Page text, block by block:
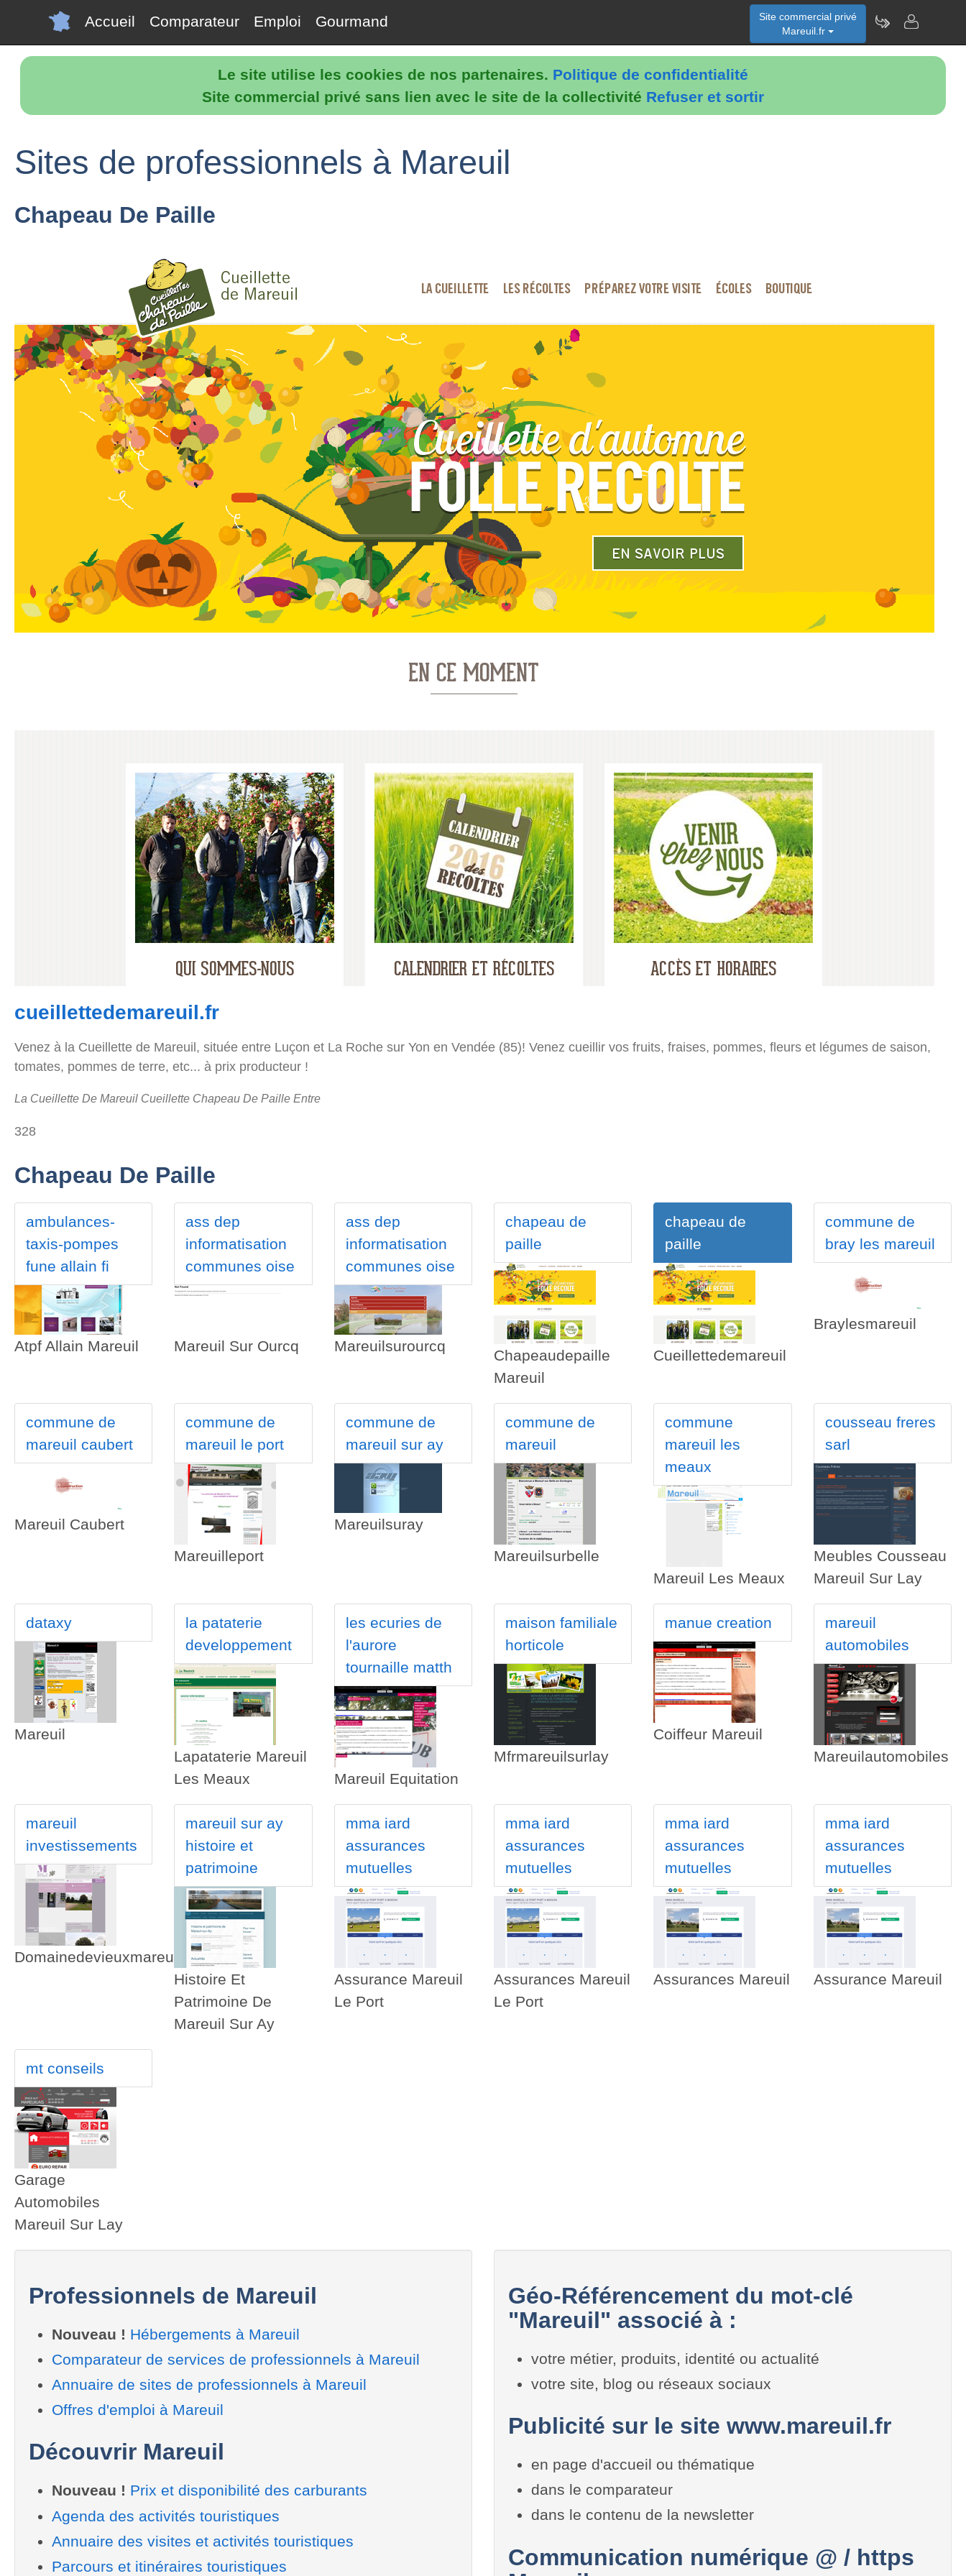
Le site utilise les cookies de nos partenaires. Politique de confidentialité
Site commercial privé sans lien avec le site de la collectivité Refuser et sortir
Accueil Comparateur Emploi Gourmand
Site commercial privé
Mareuil.fr
Sites de professionnels à Mareuil
Chapeau De Paille
cueillettedemareuil.fr
Venez à la Cueillette de Mareuil, située entre Luçon et La Roche sur Yon en Vendée (85)! Venez cueillir vos fruits, fraises, pommes, fleurs et légumes de saison,
tomates, pommes de terre, etc... à prix producteur !
La Cueillette De Mareuil Cueillette Chapeau De Paille Entre
328
Chapeau De Paille
ambulances-
taxis-pompes
fune allain fi
Atpf Allain Mareuil
ass dep
informatisation
communes oise
Mareuil Sur Ourcq
ass dep
informatisation
communes oise
Mareuilsurourcq
chapeau de
paille
Chapeaudepaille
Mareuil
chapeau de
paille
Cueillettedemareuil
commune de
bray les mareuil
Braylesmareuil
commune de
mareuil caubert
Mareuil Caubert
commune de
mareuil le port
Mareuilleport
commune de
mareuil sur ay
Mareuilsuray
commune de
mareuil
Mareuilsurbelle
commune
mareuil les
meaux
Mareuil Les Meaux
cousseau freres
sarl
Meubles Cousseau
Mareuil Sur Lay
dataxy
Mareuil
la pataterie
developpement
Lapataterie Mareuil
Les Meaux
les ecuries de
l'aurore
tournaille matth
Mareuil Equitation
maison familiale
horticole
Mfrmareuilsurlay
manue creation
Coiffeur Mareuil
mareuil
automobiles
Mareuilautomobiles
mareuil
investissements
Domainedevieuxmareuil
mareuil sur ay
histoire et
patrimoine
Histoire Et
Patrimoine De
Mareuil Sur Ay
mma iard
assurances
mutuelles
Assurance Mareuil
Le Port
mma iard
assurances
mutuelles
Assurances Mareuil
Le Port
mma iard
assurances
mutuelles
Assurances Mareuil
mma iard
assurances
mutuelles
Assurance Mareuil
mt conseils
Garage
Automobiles
Mareuil Sur Lay
Professionnels de Mareuil
Nouveau ! Hébergements à Mareuil
Comparateur de services de professionnels à Mareuil
Annuaire de sites de professionnels à Mareuil
Offres d'emploi à Mareuil
Découvrir Mareuil
Nouveau ! Prix et disponibilité des carburants
Agenda des activités touristiques
Annuaire des visites et activités touristiques
Parcours et itinéraires touristiques
Géo-Référencement du mot-clé
"Mareuil" associé à :
votre métier, produits, identité ou actualité
votre site, blog ou réseaux sociaux
Publicité sur le site www.mareuil.fr
en page d'accueil ou thématique
dans le comparateur
dans le contenu de la newsletter
Communication numérique @ / https